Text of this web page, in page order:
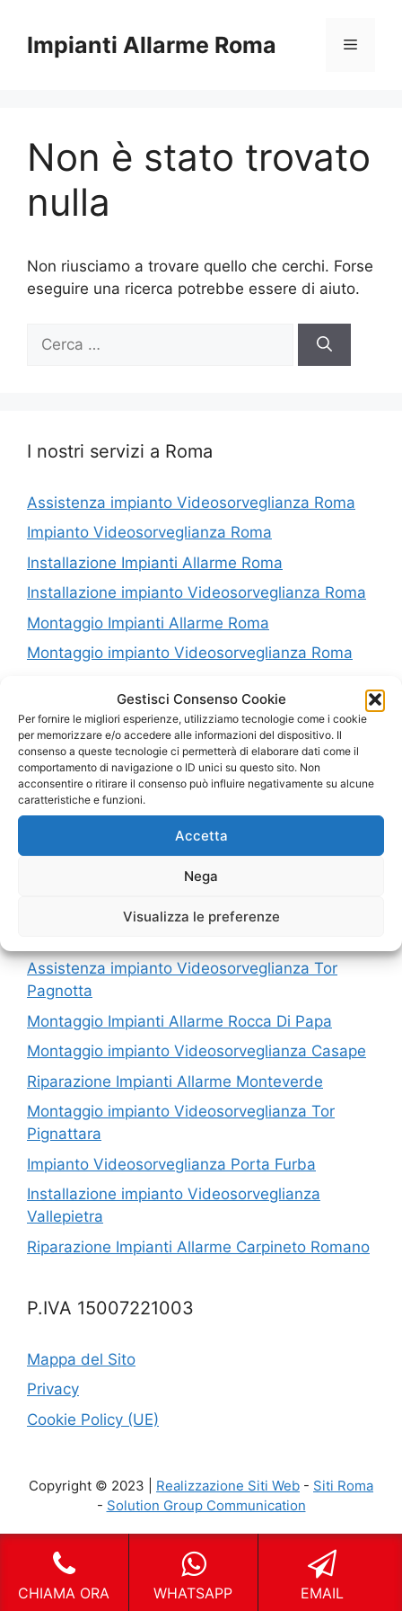
Gestisci Consenso Cookie
Per fornire le migliori esperienze, utilizziamo tecnologie come i cookie
per memorizzare e/o accedere alle informazioni del dispositivo. Il
consenso a queste tecnologie ci permetterà di elaborare dati come il
comportamento di navigazione o ID unici su questo sito. Non
acconsentire o ritirare il consenso può influire negativamente su alcune
caratteristiche e funzioni.
Accetta
Nega
Visualizza le preferenze
contenuto
Impianti Allarme Roma Menu
Non è stato trovato
nulla
Non riusciamo a trovare quello che cerchi. Forse
eseguire una ricerca potrebbe essere di aiuto.
per:
I nostri servizi a Roma
Assistenza impianto Videosorveglianza Roma
Impianto Videosorveglianza Roma
Installazione Impianti Allarme Roma
Installazione impianto Videosorveglianza Roma
Montaggio Impianti Allarme Roma
Montaggio impianto Videosorveglianza Roma
Riparazione impianto Videosorveglianza Roma
Vendita Impianti Allarme Roma
Vendita impianto Videosorveglianza Roma
I nostri servizi in Provincia di Roma
Assistenza Impianti Allarme Cecchina
Montaggio impianto Videosorveglianza
Assistenza impianto Videosorveglianza Tor
Pagnotta
Montaggio Impianti Allarme Rocca Di Papa
Montaggio impianto Videosorveglianza Casape
Riparazione Impianti Allarme Monteverde
Montaggio impianto Videosorveglianza Tor
Pignattara
Impianto Videosorveglianza Porta Furba
Installazione impianto Videosorveglianza
Vallepietra
Riparazione Impianti Allarme Carpineto Romano
P.IVA 15007221003
Mappa del Sito
Privacy
Cookie Policy (UE)
Copyright © 2023 | Realizzazione Siti Web - Siti Roma
- Solution Group Communication
CHIAMA ORA WHATSAPP EMAIL